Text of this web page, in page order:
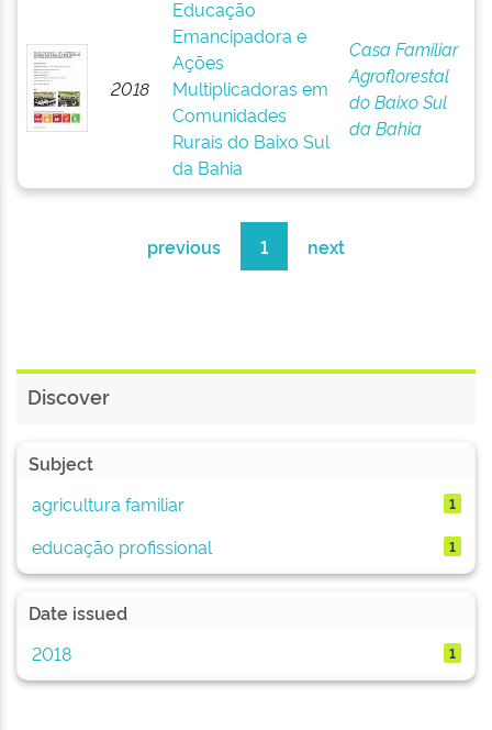
2018
Educação
Emancipadora e
Ações
Multiplicadoras em
Comunidades
Rurais do Baixo Sul
da Bahia
Casa Familiar
Agroflorestal
do Baixo Sul
da Bahia
previous 1 next
Discover
Subject
agricultura familiar
1
educação profissional 1
Date issued
2018
1